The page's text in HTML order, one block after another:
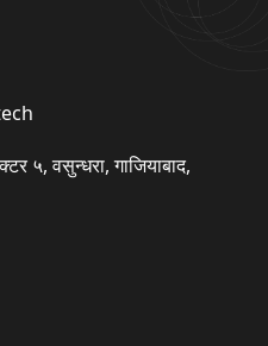
५, वसुन्धरा, गाजियाबाद,